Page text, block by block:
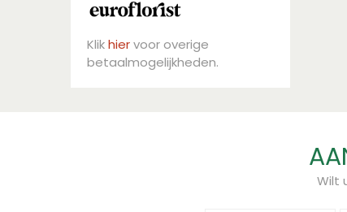
Klikhiervoor overige
betaalmogelijkheden.
Wilt